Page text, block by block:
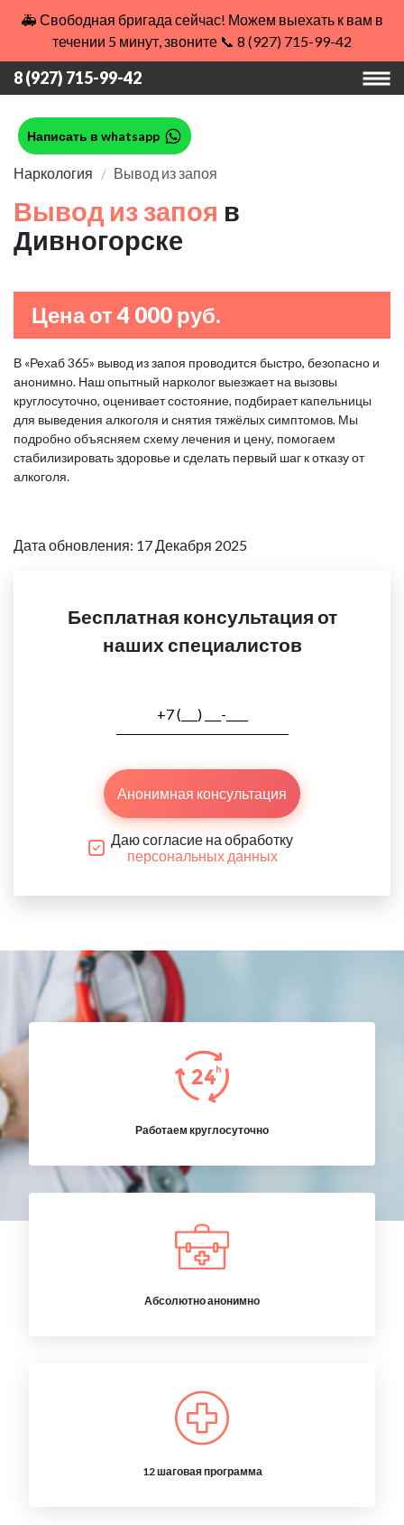
🚑 Свободная бригада сейчас! Можем выехать к вам в
течении 5 минут, звоните 📞 8 (927) 715-99-42
8 (927) 715-99-42
Написать в whatsapp
Наркология Вывод из запоя
Вывод из запоя в
Дивногорске
Цена от 4 000 руб.
В «Рехаб 365» вывод из запоя проводится быстро, безопасно и
анонимно. Наш опытный нарколог выезжает на вызовы
круглосуточно, оценивает состояние, подбирает капельницы
для выведения алкоголя и снятия тяжёлых симптомов. Мы
подробно объясняем схему лечения и цену, помогаем
стабилизировать здоровье и сделать первый шаг к отказу от
алкоголя.
Дата обновления: 17 Декабря 2025
Бесплатная консультация от
наших специалистов
Анонимная консультация
Даю согласие на обработку
персональных данных
Работаем круглосуточно
Абсолютно анонимно
12 шаговая программа